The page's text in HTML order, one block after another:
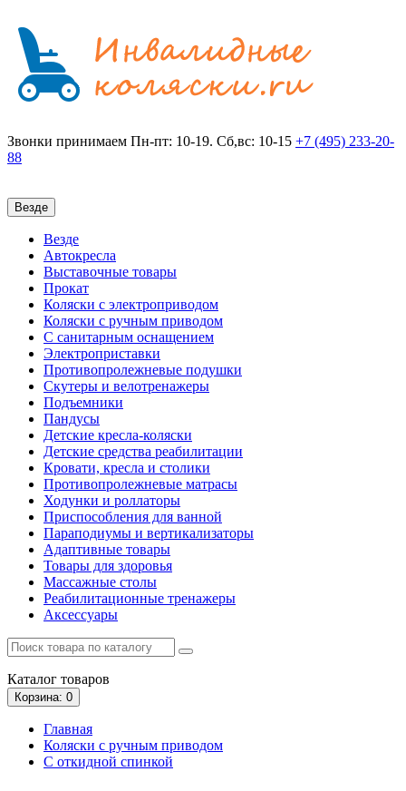
Звонки принимаем Пн-пт: 10-19. Сб,вс: 10-15 +7 (495) 233-20-
88
Везде
Везде
Автокресла
Выставочные товары
Прокат
Коляски с электроприводом
Коляски с ручным приводом
С санитарным оснащением
Электроприставки
Противопролежневые подушки
Скутеры и велотренажеры
Подъемники
Пандусы
Детские кресла-коляски
Детские средства реабилитации
Кровати, кресла и столики
Противопролежневые матрасы
Ходунки и роллаторы
Приспособления для ванной
Параподиумы и вертикализаторы
Адаптивные товары
Товары для здоровья
Массажные столы
Реабилитационные тренажеры
Аксессуары
Каталог товаров
Корзина: 0
Главная
Коляски с ручным приводом
С откидной спинкой